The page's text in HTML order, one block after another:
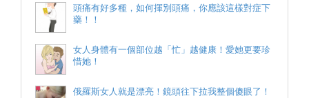
頭痛有好多種，如何揮別頭痛，你應該這樣對症下
藥！！
女人身體有一個部位越「忙」越健康！愛她更要珍
惜她！
俄羅斯女人就是漂亮！鏡頭往下拉我整個傻眼了！